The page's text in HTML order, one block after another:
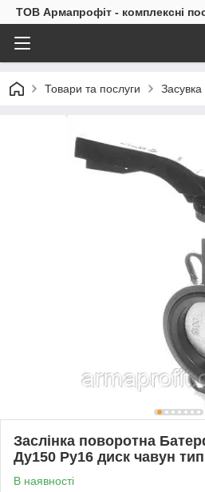
ТОВ Армапрофіт - комплексні
Товари та послуги
Заслінка поворотна
Ду150 Ру16 диск чавун
В наявності